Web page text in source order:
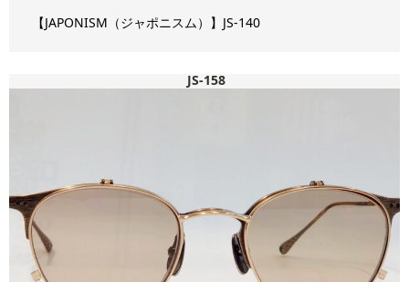
【JAPONISM（ジャポニスム）】JS-140
JS-158